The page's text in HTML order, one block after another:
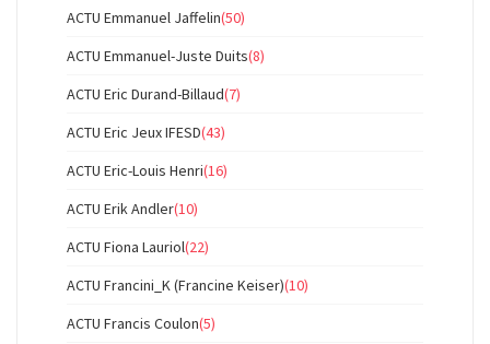
ACTU Emmanuel Jaffelin(50)
ACTU Emmanuel-Juste Duits(8)
ACTU Eric Durand-Billaud(7)
ACTU Eric Jeux IFESD(43)
ACTU Eric-Louis Henri(16)
ACTU Erik Andler(10)
ACTU Fiona Lauriol(22)
ACTU Francini_K (Francine Keiser)(10)
ACTU Francis Coulon(5)